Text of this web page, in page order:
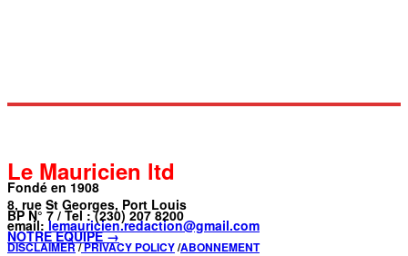
Le Mauricien ltd
Fondé en 1908
8, rue St Georges, Port Louis
BP N° 7 / Tel : (230) 207 8200
email: lemauricien.redaction@gmail.com
NOTRE ÉQUIPE →
DISCLAIMER/PRIVACY POLICY/ABONNEMENT